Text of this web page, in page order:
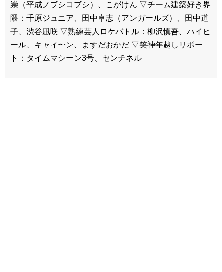
崇（平成ノブシコブシ）、こがけん ▽チーム建築好き界
隈：千原ジュニア、田中卓志（アンガールズ）、田中道
子、渋谷凪咲 ▽熟練芸人ロケバトル：柳沢慎吾、ハイヒ
ール、キャイ〜ン、ますだおかだ ▽笑神年越しリポー
ト：タイムマシーン3号、センチネル